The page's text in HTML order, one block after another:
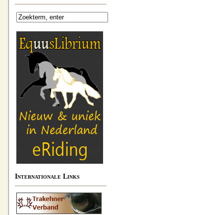
Internationale Links